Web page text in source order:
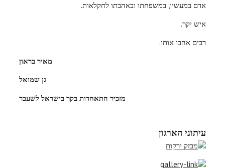
אדם במעשיו, במשפחתו ובאהבתו לחקלאות.
איש יקר.
רבים אהבו אותו.
מאיר בראון
גן שמואל
מזכיר התאחדות בקר בישראל לשעבר
עיתוני הארגון